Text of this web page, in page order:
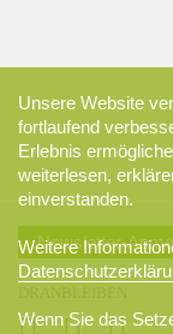
Newsletter-
Unsere Website
fortlaufend
Erlebnis
weiterlesen,
einverstanden.
Weitere
Wenn Sie das